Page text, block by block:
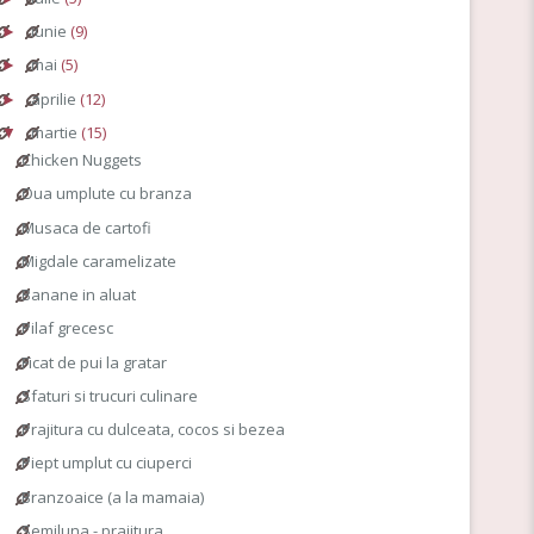
► iunie (9)
► mai (5)
► aprilie (12)
▼ martie (15)
Chicken Nuggets
Oua umplute cu branza
Musaca de cartofi
Migdale caramelizate
Banane in aluat
Pilaf grecesc
Ficat de pui la gratar
Sfaturi si trucuri culinare
Prajitura cu dulceata, cocos si bezea
Piept umplut cu ciuperci
Branzoaice (a la mamaia)